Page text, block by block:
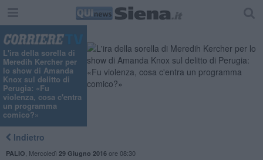
L'ira della sorella di
Meredih Kercher per
lo show di Amanda
Knox sul delitto di
Perugia: «Fu
violenza, cosa c'entra
un programma
comico?»
Indietro
PALIO Mercoledì 29 Giugno 2016ore 08:30